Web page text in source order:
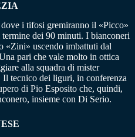
dove i tifosi gremiranno il «Picco»
dei 90 minuti. I bianconeri
«Zini» uscendo imbattuti dal
pari che vale molto in ottica
alla squadra di mister
tecnico dei liguri, in conferenza
di Pio Esposito che, quindi,
insieme con Di Serio.